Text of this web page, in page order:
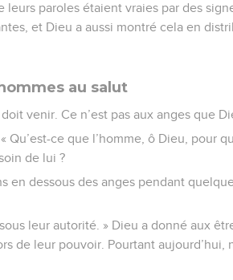
leurs paroles étaient vraies par des
et Dieu a aussi montré cela en
au salut
venir. Ce n’est pas aux anges que
Qu’est-ce que l’homme, ô Dieu, pour
de lui ?
en dessous des anges pendant
leur autorité. » Dieu a donné aux
de leur pouvoir. Pourtant aujourd’hui,